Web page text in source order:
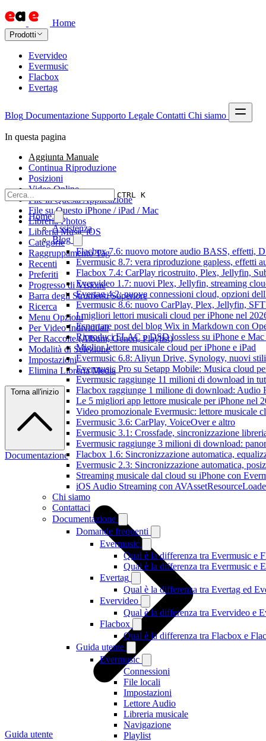
Home
Prodotti
Evervideo
Evermusic
Flacbox
Evertag
Blog Documentazione Supporto Legale Contatti Chi siamo
CTRL K
Home
Assistenza
Blog
Flacbox 7.6: nuovo motore audio BASS, effetti,
Evermusic 8.7: vera riproduzione gapless, effetti
Flacbox 7.4: CarPlay ricostruito, Plex, Jellyfin,
Evervideo 1.7: nuovi Plex, Jellyfin, streaming
Evertag 4.2: nuove connessioni cloud, opzioni
Evermusic 8.6: nuovo CarPlay, Plex, Jellyfin,
I migliori lettori musicali cloud per iPhone nel
Esportare post del blog Wix in Markdown con
Riproduci FLAC e DSD lossless su iPhone e
Miglior lettore musicale cloud per iPhone e iPad
Evermusic 6.8: Aliyun Drive, Synology, nuovi
Evermusic Pro su Setapp Mobile: Musica cloud
Evermusic raggiunge 11 milioni di download in
Flacbox raggiunge 1 milione di download: Audio
Le 5 migliori app lettore musicale per iPhone nel
Video promozionale Evermusic: lettore musicale
Evermusic 3.6: CarPlay, VoiceOver e altro
Evermusic 3.1: Crossfade, sincronizzazione
Evermusic raggiunge 3 milioni di download:
Flacbox 1.6: Sincronizzazione automatica,
Evermusic 2.3: Sincronizzazione automatica,
Streaming musicale dal cloud su iPhone con
iOS Audio Streaming con
Chi siamo
Contattaci
Documentazione
Domande frequenti
Evermusic
Qual è la differenza tra Evermusic e
Qual è la differenza tra Evermusic e
Evertag
Qual è la differenza tra Evertag ed
Evervideo
Qual è la differenza tra Evervideo e
Flacbox
Qual è la differenza tra Flacbox e
Guida utente
Evermusic
Connessioni
File locali
Impostazioni
Lettore Audio
Libreria musicale
Navigazione
Playlist
In questa pagina
Aggiunta Manuale
Continua Riproduzione
Posizioni
Video Online
File in Questa Applicazione
File su Questo iPhone / iPad / Mac
Libreria Photos
Libreria Music iOS
Categorie
Raggruppamento Tag
Recenti
Preferiti
Progresso di Visione
Barra degli Strumenti Superiore
Ricerca
Menu Opzioni
Per Video Individuali
Per Raccolte (Album, Generi, Playlist)
Modalità di Selezione
Impostazioni
Elimina Libreria Media
Torna all'inizio
Documentazione
Guida utente